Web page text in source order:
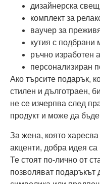
дизайнерска
комплект за
ваучер за
кутия с подбрани
ръчно изработен
персонализиран
Ако търсите подарък,
стилен и дълготраен,
не се изчерпва след
продукт и може да
За жена, която
акценти, добра идея са
Те стоят по-лично от
позволяват подаръкът